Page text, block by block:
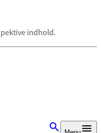
indhold.